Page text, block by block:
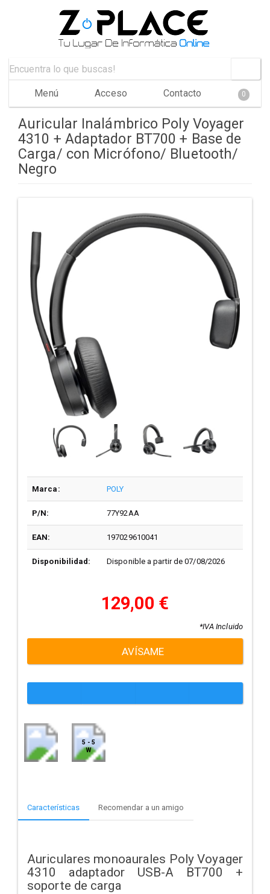
Menú Acceso Contacto 0
Auricular Inalámbrico Poly Voyager
4310 + Adaptador BT700 + Base de
Carga/ con Micrófono/ Bluetooth/
Negro
Marca: POLY
P/N: 77Y92AA
EAN: 197029610041
Disponibilidad: Disponible a partir de 07/08/2026
129,00 €
*IVA Incluido
AVÍSAME
5 - 5
W
Características Recomendar a un amigo
Auriculares monoaurales Poly Voyager
4310 adaptador USB-A BT700 +
soporte de carga